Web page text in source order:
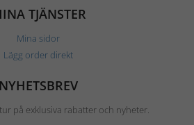
TJÄNSTER
Mina sidor
Lägg order direkt
NYHETSBREV
på exklusiva rabatter och nyheter.